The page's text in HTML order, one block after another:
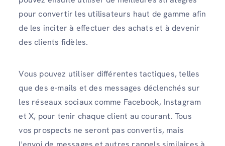
pour convertir les utilisateurs haut de gamme afin
de les inciter à effectuer des achats et à devenir
des clients fidèles.
Vous pouvez utiliser différentes tactiques, telles
que des e-mails et des messages déclenchés sur
les réseaux sociaux comme Facebook, Instagram
et X, pour tenir chaque client au courant. Tous
vos prospects ne seront pas convertis, mais